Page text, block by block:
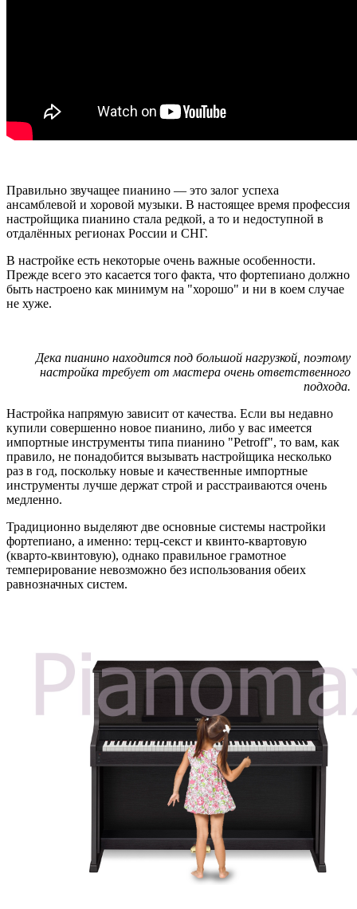
Правильно звучащее пианино — это залог успеха
ансамблевой и хоровой музыки. В настоящее время профессия
настройщика пианино стала редкой, а то и недоступной в
отдалённых регионах России и СНГ.
В настройке есть некоторые очень важные особенности.
Прежде всего это касается того факта, что фортепиано должно
быть настроено как минимум на "хорошо" и ни в коем случае
не хуже.
Дека пианино находится под большой нагрузкой, поэтому
настройка требует от мастера очень ответственного
подхода.
Настройка напрямую зависит от качества. Если вы недавно
купили совершенно новое пианино, либо у вас имеется
импортные инструменты типа пианино "Petroff", то вам, как
правило, не понадобится вызывать настройщика несколько
раз в год, поскольку новые и качественные импортные
инструменты лучше держат строй и расстраиваются очень
медленно.
Традиционно выделяют две основные системы настройки
фортепиано, а именно: терц-секст и квинто-квартовую
(кварто-квинтовую), однако правильное грамотное
темперирование невозможно без использования обеих
равнозначных систем.